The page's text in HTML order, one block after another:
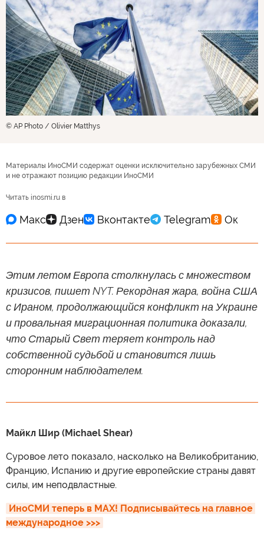
© AP Photo / Olivier Matthys
Материалы ИноСМИ содержат оценки исключительно зарубежных СМИ
и не отражают позицию редакции ИноСМИ
Читать inosmi.ru в
Этим летом Европа столкнулась с множеством
кризисов, пишет NYT. Рекордная жара, война США
с Ираном, продолжающийся конфликт на Украине
и провальная миграционная политика доказали,
что Старый Свет теряет контроль над
собственной судьбой и становится лишь
сторонним наблюдателем.
Майкл Шир (Michael Shear)
Суровое лето показало, насколько на Великобританию,
Францию, Испанию и другие европейские страны давят
силы, им неподвластные.
ИноСМИ теперь в MAX! Подписывайтесь на главное
международное >>>